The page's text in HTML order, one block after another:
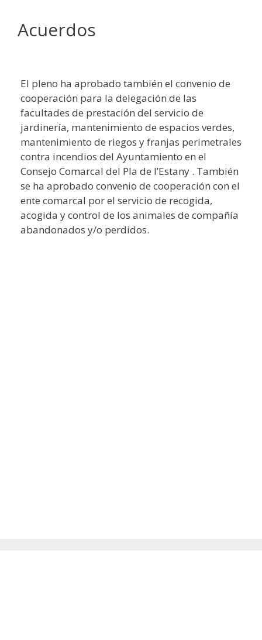
Acuerdos
El pleno ha aprobado también el convenio de
cooperación para la delegación de las
facultades de prestación del servicio de
jardinería, mantenimiento de espacios verdes,
mantenimiento de riegos y franjas perimetrales
contra incendios del Ayuntamiento en el
Consejo Comarcal del Pla de l’Estany . También
se ha aprobado convenio de cooperación con el
ente comarcal por el servicio de recogida,
acogida y control de los animales de compañía
abandonados y/o perdidos.